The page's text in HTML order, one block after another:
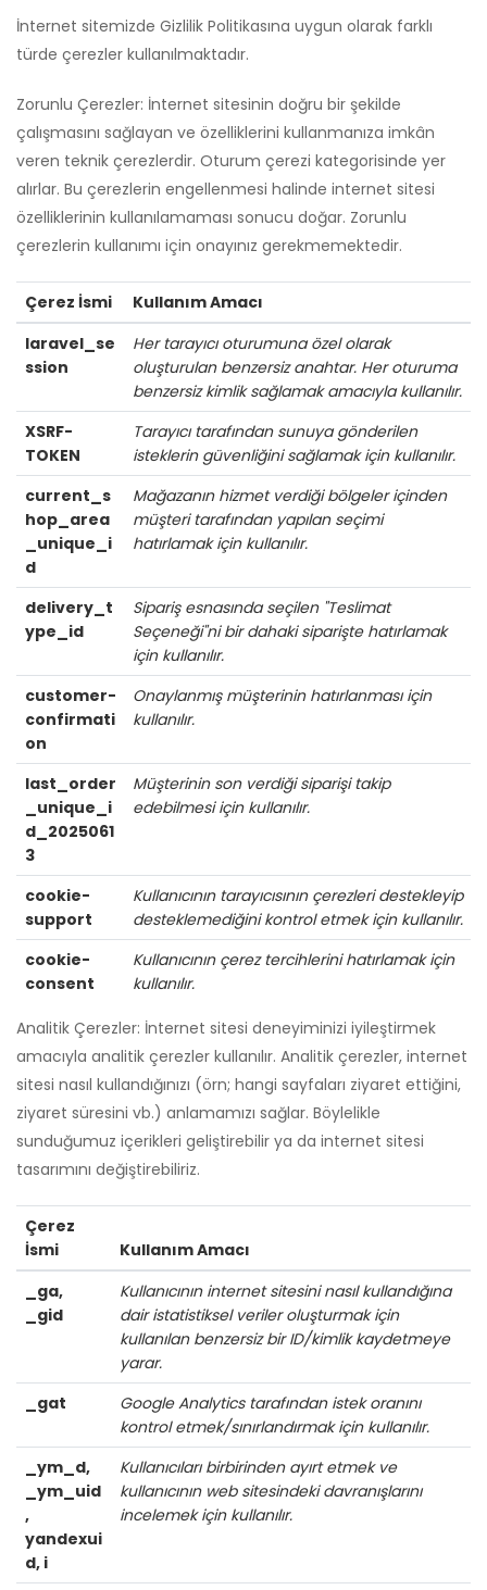
İnternet sitemizde Gizlilik Politikasına uygun olarak farklı
türde çerezler kullanılmaktadır.
Zorunlu Çerezler: İnternet sitesinin doğru bir şekilde
çalışmasını sağlayan ve özelliklerini kullanmanıza imkân
veren teknik çerezlerdir. Oturum çerezi kategorisinde yer
alırlar. Bu çerezlerin engellenmesi halinde internet sitesi
özelliklerinin kullanılamaması sonucu doğar. Zorunlu
çerezlerin kullanımı için onayınız gerekmemektedir.
Çerez İsmi
Kullanım Amacı
laravel_se
ssion
Her tarayıcı oturumuna özel olarak
oluşturulan benzersiz anahtar. Her oturuma
benzersiz kimlik sağlamak amacıyla kullanılır.
XSRF-
TOKEN
Tarayıcı tarafından sunuya gönderilen
isteklerin güvenliğini sağlamak için kullanılır.
current_s
hop_area
_unique_i
d
Mağazanın hizmet verdiği bölgeler içinden
müşteri tarafından yapılan seçimi
hatırlamak için kullanılır.
delivery_t
ype_id
Sipariş esnasında seçilen "Teslimat
Seçeneği"ni bir dahaki siparişte hatırlamak
için kullanılır.
customer-
confirmati
on
Onaylanmış müşterinin hatırlanması için
kullanılır.
last_order
_unique_i
d_2025061
3
Müşterinin son verdiği siparişi takip
edebilmesi için kullanılır.
cookie-
support
Kullanıcının tarayıcısının çerezleri destekleyip
desteklemediğini kontrol etmek için kullanılır.
cookie-
consent
Kullanıcının çerez tercihlerini hatırlamak için
kullanılır.
Analitik Çerezler: İnternet sitesi deneyiminizi iyileştirmek
amacıyla analitik çerezler kullanılır. Analitik çerezler, internet
sitesi nasıl kullandığınızı (örn; hangi sayfaları ziyaret ettiğini,
ziyaret süresini vb.) anlamamızı sağlar. Böylelikle
sunduğumuz içerikleri geliştirebilir ya da internet sitesi
tasarımını değiştirebiliriz.
Çerez
İsmi
Kullanım Amacı
_ga,
_gid
Kullanıcının internet sitesini nasıl kullandığına
dair istatistiksel veriler oluşturmak için
kullanılan benzersiz bir ID/kimlik kaydetmeye
yarar.
_gat
Google Analytics tarafından istek oranını
kontrol etmek/sınırlandırmak için kullanılır.
_ym_d,
_ym_uid
,
yandexui
d, i
Kullanıcıları birbirinden ayırt etmek ve
kullanıcının web sitesindeki davranışlarını
incelemek için kullanılır.